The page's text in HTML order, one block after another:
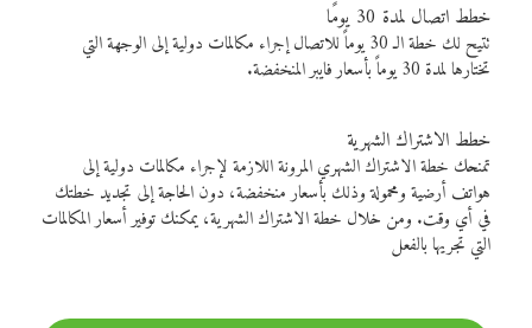
خطط اتصال لمدة 30 يومًا
تتيح لك خطة الـ 30 يوماً للاتصال إجراء مكالمات دولية إلى الوجهة التي
تختارها لمدة 30 يوماً بأسعار فايبر المنخفضة.
خطط الاشتراك الشهرية
تمنحك خطة الاشتراك الشهري المرونة اللازمة لإجراء مكالمات دولية إلى
هواتف أرضية ومحمولة وذلك بأسعار منخفضة، دون الحاجة إلى تجديد خطتك
في أي وقت. ومن خلال خطة الاشتراك الشهرية، يمكنك توفير أسعار المكالمات
التي تجريها بالفعل